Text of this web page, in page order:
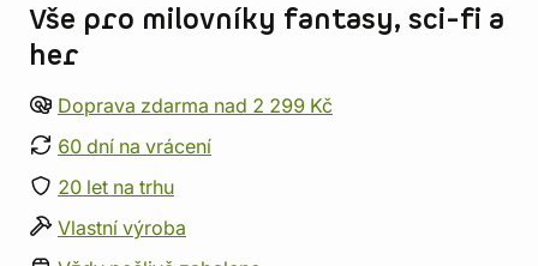
Vše pro milovníky fantasy, sci-fi a
her
Doprava zdarma nad 2 299 Kč
60 dní na vrácení
20 let na trhu
Vlastní výroba